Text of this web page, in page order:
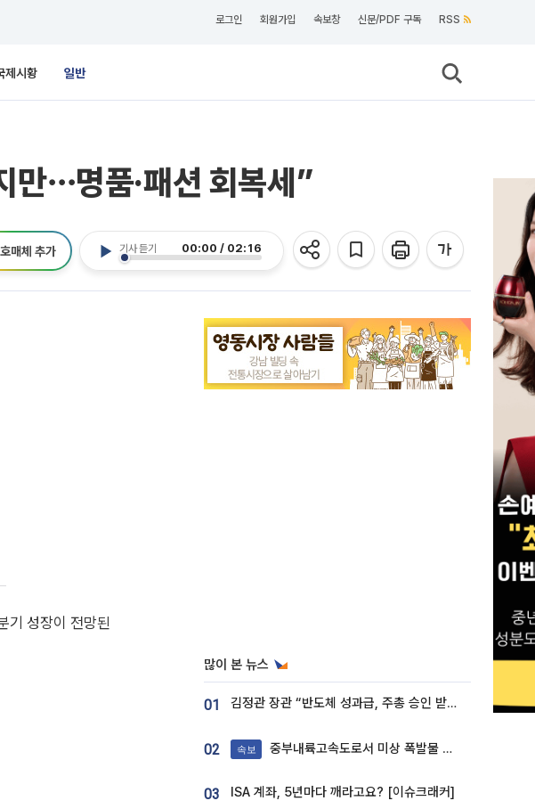
로그인 회원가입 속보창 신문/PDF 구독 RSS
제시황 일반
만⋯명품·패션 회복세”
기사 듣기 00:00 / 02:16
매체 추가
기 성장이 전망된
많이 본 뉴스
01 김정관 장관 “반도체 성과급, 주총 승인 받도록”…상법·자본시장법 개정 시사
02 속보 중부내륙고속도로서 미상 폭발물 발견
03 ISA 계좌, 5년마다 깨라고요? [이슈크래커]